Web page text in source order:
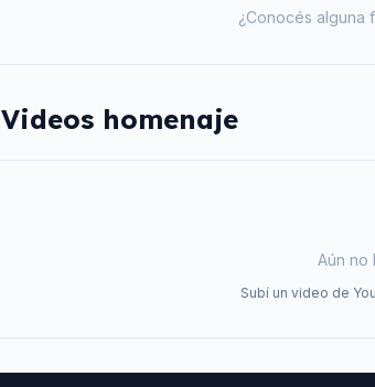
¿Conocés alguna
Videos homenaje
Aún no
Subí un video de